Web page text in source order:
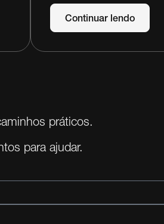
Continuar lendo
práticos.
para ajudar.